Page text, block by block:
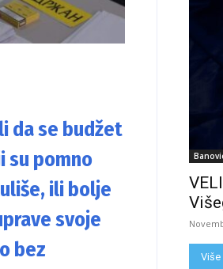
da se budžet
su pomno
ili bolje
svoje
bez
Više